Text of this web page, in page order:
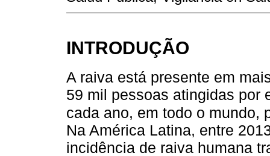
INTRODUÇÃO
A raiva está presente em
59 mil pessoas atingidas por
cada ano, em todo o mundo,
Na América Latina, entre
incidência de raiva humana